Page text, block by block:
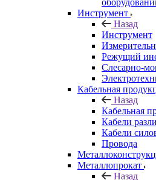
Инструмент
Назад
Инструмент
Режущий
Слесарно-
Кабельная
Назад
Кабельная
Кабели
Кабели
Провода
Металлопрокат
Назад